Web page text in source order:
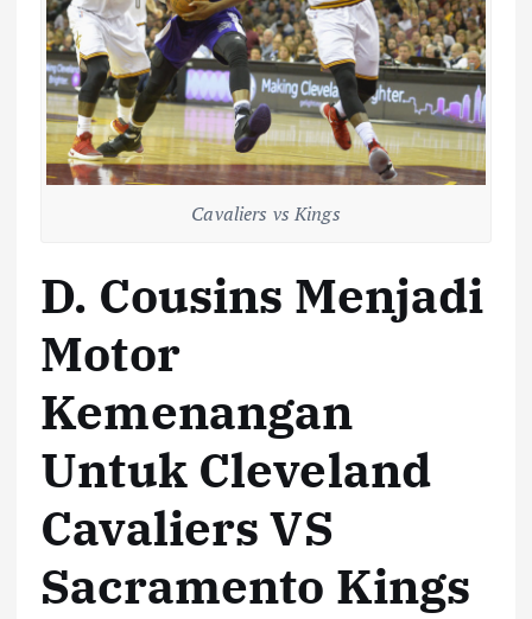
Cavaliers vs Kings
D. Cousins Menjadi
Motor
Kemenangan
Untuk Cleveland
Cavaliers VS
Sacramento Kings